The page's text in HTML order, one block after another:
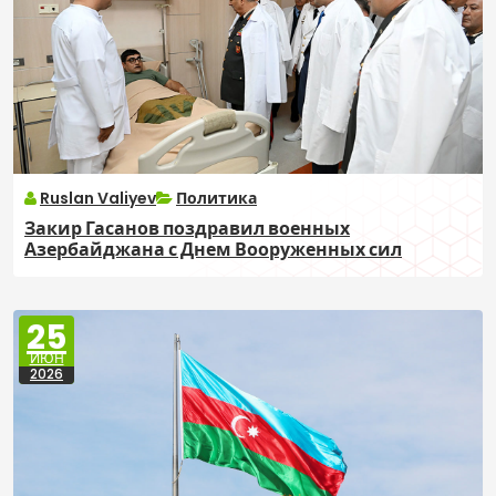
Ruslan Valiyev Политика
Закир Гасанов поздравил военных
Азербайджана с Днем Вооруженных сил
25
ИЮН
2026